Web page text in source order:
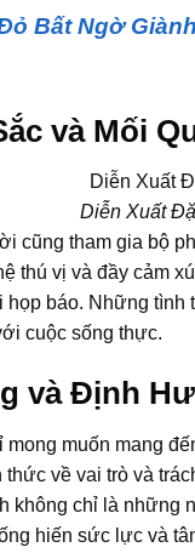
Bất Ngờ
và Mối
Diễn Xuất
cũng tham gia bộ
thú vị và đầy cảm
họp báo. Những
cuộc sống thực.
và Định
mong muốn mang
về vai trò và
không chỉ là những
hiến sức lực và